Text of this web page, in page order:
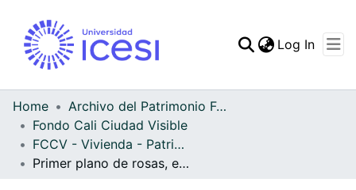
Log In
Home
Archivo del Patrimonio Fotográfico y Fílmico del Valle del Cauca
Fondo Cali Ciudad Visible
FCCV - Vivienda - Patrimonial
Primer plano de rosas, en contrapunto con vivienda en centro fondo